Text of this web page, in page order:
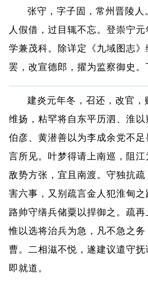
张守，字子固，常州晋陵人
人假借，过目辄不忘。登崇宁
学兼茂科。除详定《九域图志》
罢，改宣德郎，擢为监察御史。
建炎元年冬，召还，改官，
维扬，粘罕将自东平历泗、淮
伯彦、黄潜善以为李成余党不
言所见。叶梦得请上南巡，阻
敌势方张，宜且南渡。守独抗疏
害六事，又别疏言金人犯淮甸之
路帅守缮兵储粟以捍御之。疏
惟以选将治兵为急，凡不急之
曹。二相滋不悦，遂建议遣守
即就道。